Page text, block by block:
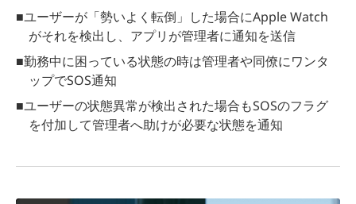
■ユーザーが「勢いよく転倒」した場合にApple Watch
がそれを検出し、アプリが管理者に通知を送信
■勤務中に困っている状態の時は管理者や同僚にワンタ
ップでSOS通知
■ユーザーの状態異常が検出された場合もSOSのフラグ
を付加して管理者へ助けが必要な状態を通知